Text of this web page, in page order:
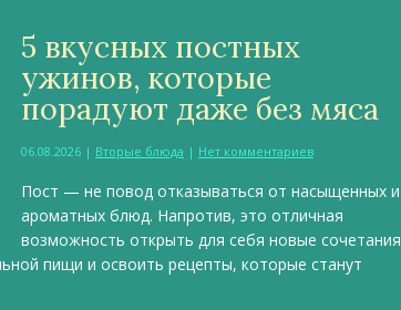
5 вкусных постных
ужинов, которые
порадуют даже без мяса
06.08.2026 | Вторые блюда | Нет комментариев
Пост — не повод отказываться от насыщенных и
ароматных блюд. Напротив, это отличная
возможность открыть для себя новые сочетания
пищи и освоить рецепты, которые станут